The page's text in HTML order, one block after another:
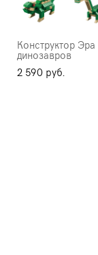
Конструктор Эра
динозавров
2 590 pуб.